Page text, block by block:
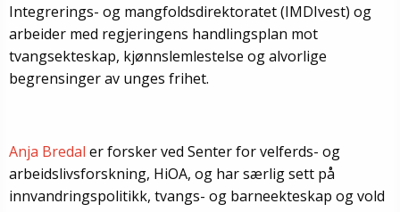
Integrerings- og mangfoldsdirektoratet (IMDIvest) og
arbeider med regjeringens handlingsplan mot
tvangsekteskap, kjønnslemlestelse og alvorlige
begrensinger av unges frihet.
Anja Bredal er forsker ved Senter for velferds- og
arbeidslivsforskning, HiOA, og har særlig sett på
innvandringspolitikk, tvangs- og barneekteskap og vold